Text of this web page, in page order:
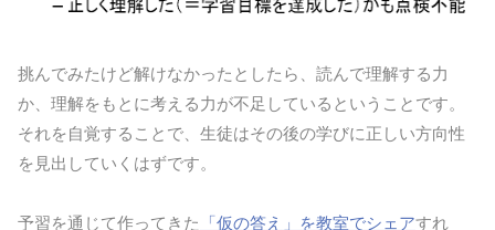
挑んでみたけど解けなかったとしたら、読んで理解する力
か、理解をもとに考える力が不足しているということです。
それを自覚することで、生徒はその後の学びに正しい方向性
を見出していくはずです。
予習を通じて作ってきた 「仮の答え」を教室でシェアすれ